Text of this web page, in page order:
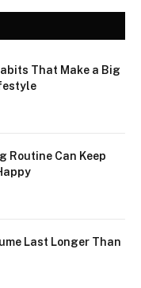
That Make a Big
Routine Can Keep
Last Longer Than